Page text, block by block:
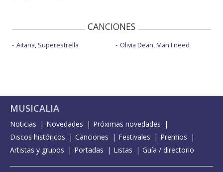
CANCIONES
Aitana, Superestrella Olivia Dean, Man I need
MUSICALIA
Noticias Novedades
Próximas novedades
Discos históricos
Canciones Festivales
Premios
Artistas y grupos
Portadas Listas Guía / directorio